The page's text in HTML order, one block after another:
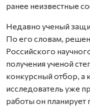
ранее неизвестные
Недавно ученый
По его словам,
Российского
получения ученой
конкурсный отбор, а
исследователь уже
работы он планирует